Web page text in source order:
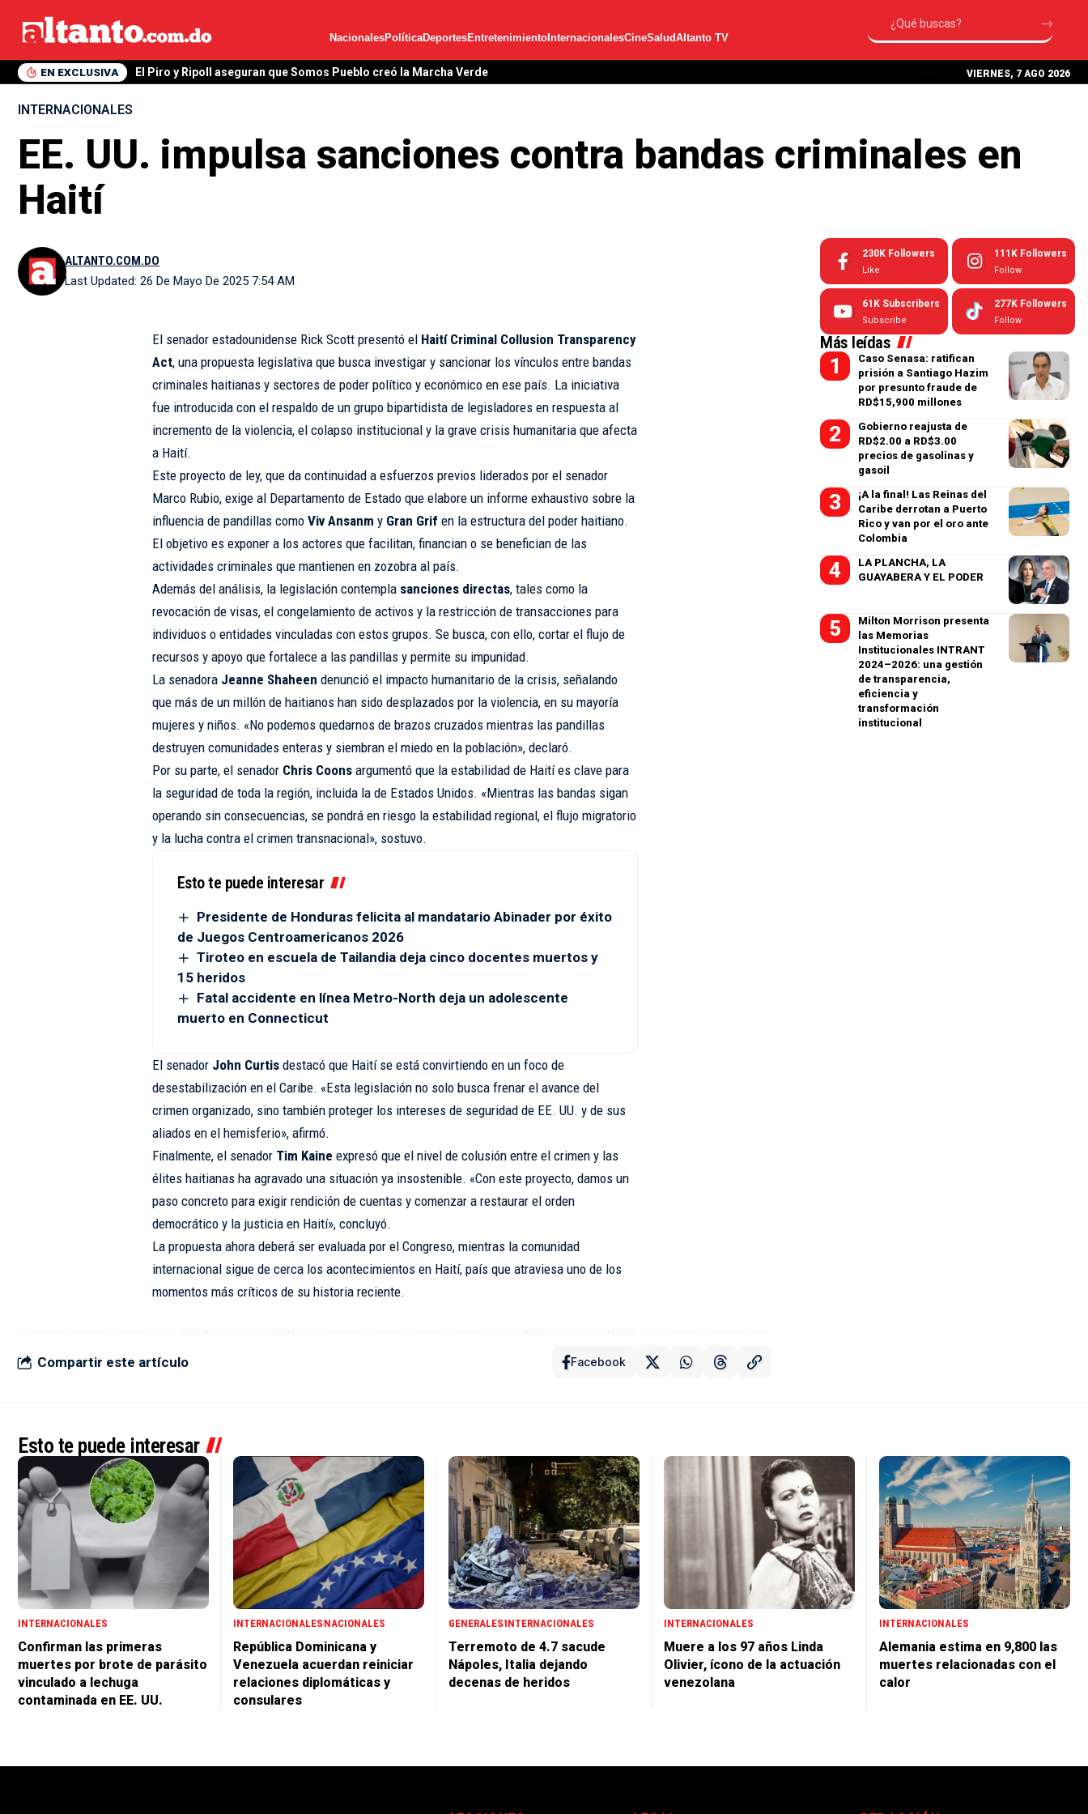
NacionalesPolíticaDeportesEntretenimiento InternacionalesCineSaludAltanto TV
EN EXCLUSIVA El Piro y Ripoll aseguran que Somos Pueblo creó la Marcha Verde VIERNES, 7 AGO 2026
INTERNACIONALES
EE. UU. impulsa sanciones contra bandas criminales en
Haití
Last Updated: 26 De Mayo De 2025 7:54 AM
ALTANTO.COM.DO
El senador estadounidense Rick Scott presentó el Haití Criminal Collusion Transparency
Act, una propuesta legislativa que busca investigar y sancionar los vínculos entre bandas
criminales haitianas y sectores de poder político y económico en ese país. La iniciativa
fue introducida con el respaldo de un grupo bipartidista de legisladores en respuesta al
incremento de la violencia, el colapso institucional y la grave crisis humanitaria que afecta
a Haití.
Este proyecto de ley, que da continuidad a esfuerzos previos liderados por el senador
Marco Rubio, exige al Departamento de Estado que elabore un informe exhaustivo sobre la
influencia de pandillas como Viv Ansanm y Gran Grif en la estructura del poder haitiano.
El objetivo es exponer a los actores que facilitan, financian o se benefician de las
actividades criminales que mantienen en zozobra al país.
Además del análisis, la legislación contempla sanciones directas, tales como la
revocación de visas, el congelamiento de activos y la restricción de transacciones para
individuos o entidades vinculadas con estos grupos. Se busca, con ello, cortar el flujo de
recursos y apoyo que fortalece a las pandillas y permite su impunidad.
La senadora Jeanne Shaheen denunció el impacto humanitario de la crisis, señalando
que más de un millón de haitianos han sido desplazados por la violencia, en su mayoría
mujeres y niños. «No podemos quedarnos de brazos cruzados mientras las pandillas
destruyen comunidades enteras y siembran el miedo en la población», declaró.
Por su parte, el senador Chris Coonsargumentó que la estabilidad de Haití es clave para
la seguridad de toda la región, incluida la de Estados Unidos. «Mientras las bandas sigan
operando sin consecuencias, se pondrá en riesgo la estabilidad regional, el flujo migratorio
y la lucha contra el crimen transnacional», sostuvo.
Esto te puede interesar
Presidente de Honduras felicita al mandatario Abinader por éxito
de Juegos Centroamericanos 2026
Tiroteo en escuela de Tailandia deja cinco docentes muertos y
15 heridos
Fatal accidente en línea Metro-North deja un adolescente
muerto en Connecticut
El senador John Curtisdestacó que Haití se está convirtiendo en un foco de
desestabilización en el Caribe. «Esta legislación no solo busca frenar el avance del
crimen organizado, sino también proteger los intereses de seguridad de EE. UU. y de sus
aliados en el hemisferio», afirmó.
Finalmente, el senador Tim Kaine expresó que el nivel de colusión entre el crimen y las
élites haitianas ha agravado una situación ya insostenible. «Con este proyecto, damos un
paso concreto para exigir rendición de cuentas y comenzar a restaurar el orden
democrático y la justicia en Haití», concluyó.
La propuesta ahora deberá ser evaluada por el Congreso, mientras la comunidad
internacional sigue de cerca los acontecimientos en Haití, país que atraviesa uno de los
momentos más críticos de su historia reciente.
Compartir este artículo Facebook
230K Followers
Like
111K Followers
Follow
61K Subscribers
Subscribe
277K Followers
Follow
Más leídas
Caso Senasa: ratifican
prisión a Santiago Hazim
por presunto fraude de
RD$15,900 millones
Gobierno reajusta de
RD$2.00 a RD$3.00
precios de gasolinas y
gasoil
¡A la final! Las Reinas del
Caribe derrotan a Puerto
Rico y van por el oro ante
Colombia
LA PLANCHA, LA
GUAYABERA Y EL PODER
Milton Morrison presenta
las Memorias
Institucionales INTRANT
2024–2026: una gestión
de transparencia,
eficiencia y
transformación
institucional
Esto te puede interesar
INTERNACIONALES
Confirman las primeras
muertes por brote de parásito
vinculado a lechuga
contaminada en EE. UU.
INTERNACIONALESNACIONALES
República Dominicana y
Venezuela acuerdan reiniciar
relaciones diplomáticas y
consulares
GENERALESINTERNACIONALES
Terremoto de 4.7 sacude
Nápoles, Italia dejando
decenas de heridos
INTERNACIONALES
Muere a los 97 años Linda
Olivier, ícono de la actuación
venezolana
INTERNACIONALES
Alemania estima en 9,800 las
muertes relacionadas con el
calor